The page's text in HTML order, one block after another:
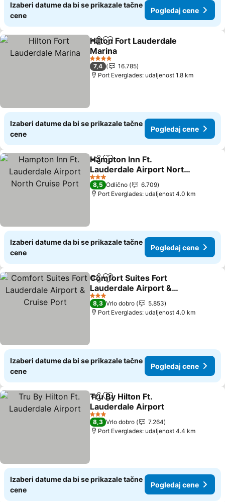
Izaberi datume da bi se prikazale tačne
cene
Pogledaj cene
Deli Dodati u favorite
Hilton Fort Lauderdale
Marina
4 Zvezdice
7,4
16.785
Port Everglades: udaljenost 1.8 km
Izaberi datume da bi se prikazale tačne
cene
Pogledaj cene
Deli Dodati u favorite
Hampton Inn Ft.
Lauderdale Airport North
Cruise Port
3 Zvezdice
8,5 Odlično
6.709
Port Everglades: udaljenost 4.0 km
Izaberi datume da bi se prikazale tačne
cene
Pogledaj cene
Deli Dodati u favorite
Comfort Suites Fort
Lauderdale Airport &
Cruise Port
3 Zvezdice
8,3 Vrlo dobro
5.853
Port Everglades: udaljenost 4.0 km
Izaberi datume da bi se prikazale tačne
cene
Pogledaj cene
Deli Dodati u favorite
Tru By Hilton Ft.
Lauderdale Airport
3 Zvezdice
8,3 Vrlo dobro
7.264
Port Everglades: udaljenost 4.4 km
Izaberi datume da bi se prikazale tačne
cene
Pogledaj cene